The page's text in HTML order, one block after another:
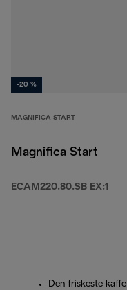
-20 %
MAGNIFICA START
Magnifica Start
ECAM220.80.SB EX:1
Den friskeste kaffe